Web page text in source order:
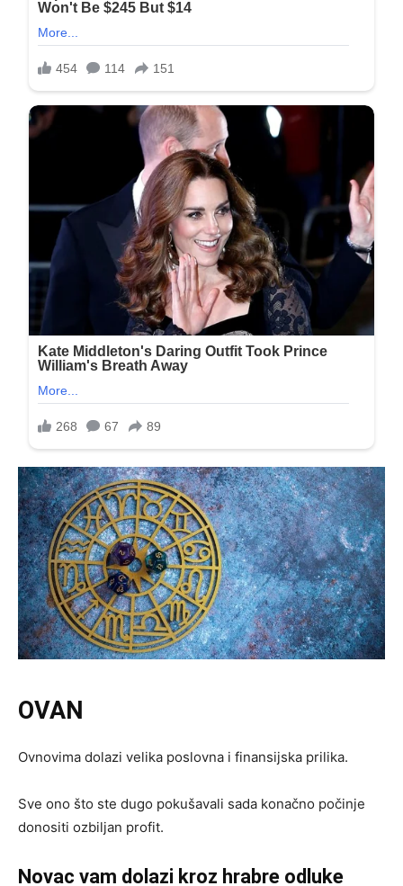
OVAN
Ovnovima dolazi velika poslovna i finansijska prilika.
Sve ono što ste dugo pokušavali sada konačno počinje
donositi ozbiljan profit.
Novac vam dolazi kroz hrabre odluke